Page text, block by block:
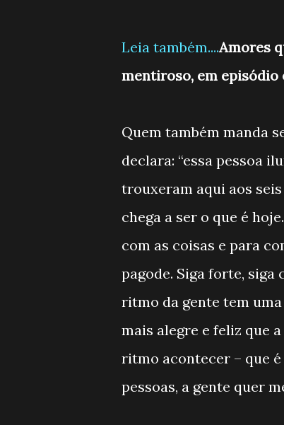
Leia também....Amores
mentiroso, em episódio
Quem também manda
declara: “essa pessoa
trouxeram aqui aos
chega a ser o que é
com as coisas e para
pagode. Siga forte, siga
ritmo da gente tem
mais alegre e feliz que
ritmo acontecer – que é
pessoas, a gente quer